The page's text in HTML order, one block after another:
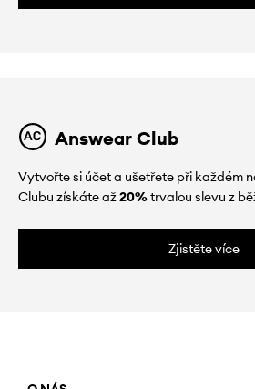
Answear Club
Vytvořte si účet a ušetřete při každém
Clubu získáte až20%trvalou slevu z
Zjistěte více